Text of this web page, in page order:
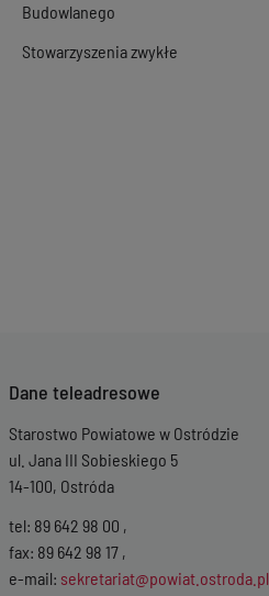
Budowlanego
Stowarzyszenia zwykłe
Dane teleadresowe
Starostwo Powiatowe w Ostródzie
ul. Jana III Sobieskiego 5
14-100, Ostróda
tel: 89 642 98 00 ,
fax: 89 642 98 17 ,
e-mail: sekretariat@powiat.ostroda.pl